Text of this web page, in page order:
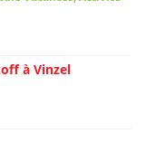
à Vinzel